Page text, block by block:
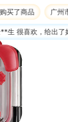
，给出了好评
广州市的自**